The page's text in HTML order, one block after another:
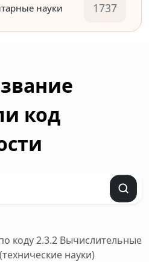
науки 1737
код
коду 2.3.2 Вычислительные
науки)